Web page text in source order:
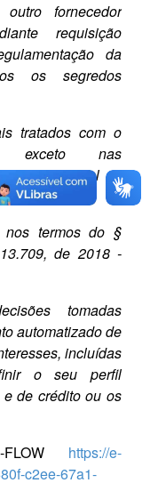
fornecedor
requisição
da
os segredos
tratados com o
exceto nas
Lei Federal nº
nos termos do §
de 2018 -
tomadas
automatizado de
incluídas
o seu perfil
de crédito ou os
https://e-
c2ee-67a1-